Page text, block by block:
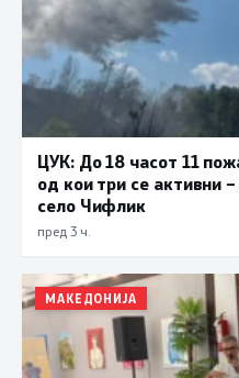
ЦУК: До 18 часот 11
од кои три се активни
село Чифлик
пред 3 ч.
МАКЕДОНИЈА